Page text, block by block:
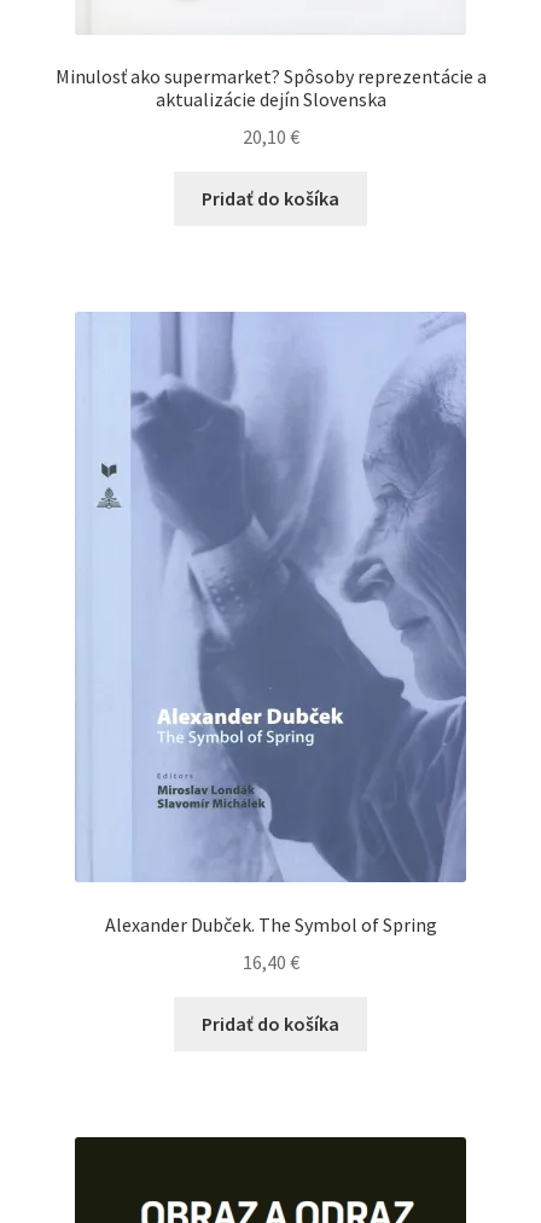
Minulosť ako supermarket? Spôsoby reprezentácie a
aktualizácie dejín Slovenska
20,10 €
Pridať do košíka
Alexander Dubček. The Symbol of Spring
16,40 €
Pridať do košíka